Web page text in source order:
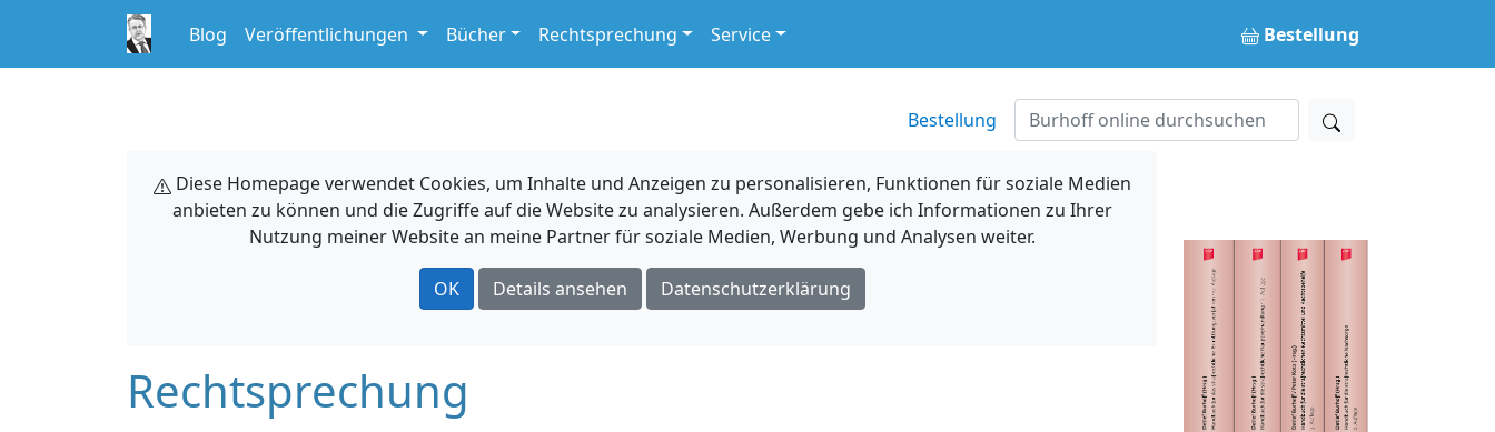
Blog Veröffentlichungen Bücher Rechtsprechung Service Bestellung
Bestellung
Diese Homepage verwendet Cookies, um Inhalte und Anzeigen zu personalisieren, Funktionen für soziale Medien
anbieten zu können und die Zugriffe auf die Website zu analysieren. Außerdem gebe ich Informationen zu Ihrer
Nutzung meiner Website an meine Partner für soziale Medien, Werbung und Analysen weiter.
OK Details ansehen Datenschutzerklärung
Rechtsprechung